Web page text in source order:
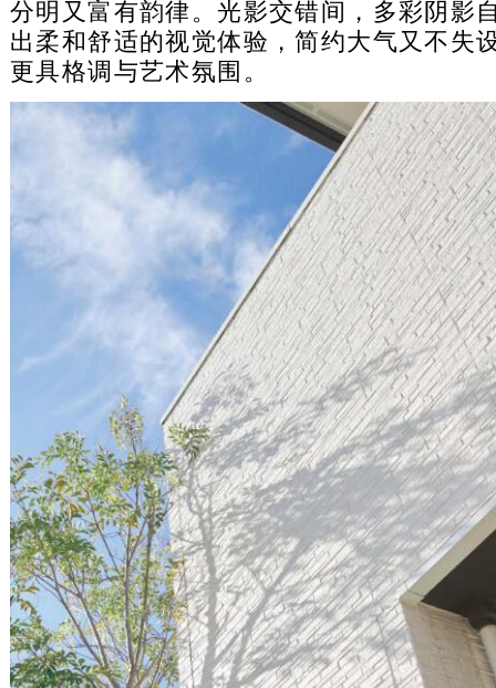
分明又富有韵律。光影交错间，多彩阴影
出柔和舒适的视觉体验，简约大气又不失
更具格调与艺术氛围。